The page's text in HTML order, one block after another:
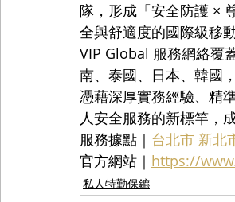
隊，形成「安全防護 ×
全與舒適度的國際級移動
VIP Global 服務網絡覆
南、泰國、日本、韓國
憑藉深厚實務經驗、精
人安全服務的新標竿，
服務據點｜ 台北市 新北
官方網站｜ https://
私人特勤保鑣